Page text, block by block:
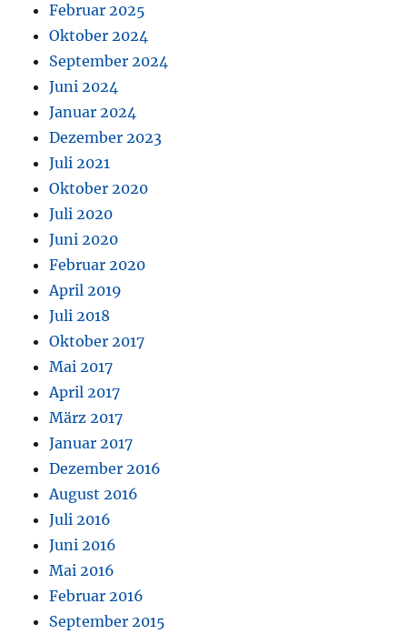
Februar 2025
Oktober 2024
September 2024
Juni 2024
Januar 2024
Dezember 2023
Juli 2021
Oktober 2020
Juli 2020
Juni 2020
Februar 2020
April 2019
Juli 2018
Oktober 2017
Mai 2017
April 2017
März 2017
Januar 2017
Dezember 2016
August 2016
Juli 2016
Juni 2016
Mai 2016
Februar 2016
September 2015